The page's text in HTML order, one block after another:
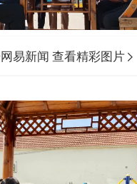
易新闻 查看精彩图片